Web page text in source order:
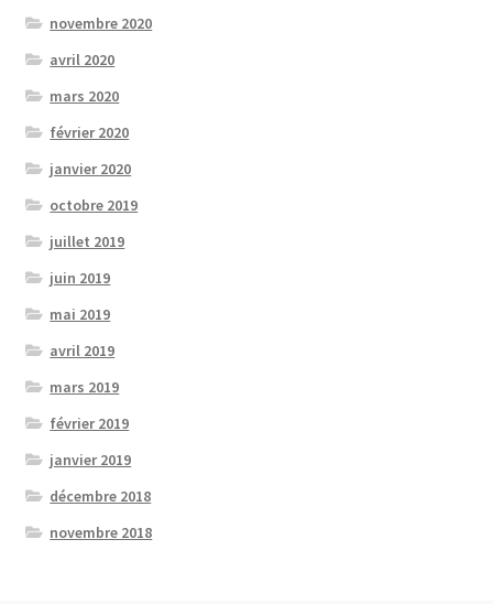
novembre 2020
avril 2020
mars 2020
février 2020
janvier 2020
octobre 2019
juillet 2019
juin 2019
mai 2019
avril 2019
mars 2019
février 2019
janvier 2019
décembre 2018
novembre 2018